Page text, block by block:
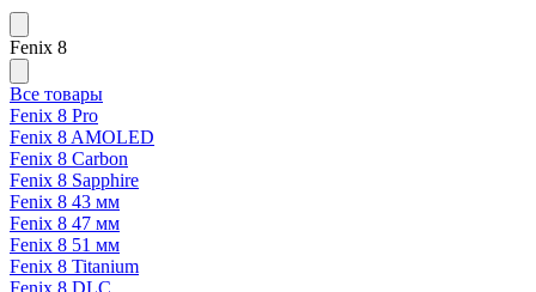
Fenix 8
Все товары
Fenix 8 Pro
Fenix 8 AMOLED
Fenix 8 Carbon
Fenix 8 Sapphire
Fenix 8 43 мм
Fenix 8 47 мм
Fenix 8 51 мм
Fenix 8 Titanium